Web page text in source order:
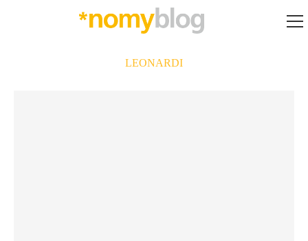
LEONARDI